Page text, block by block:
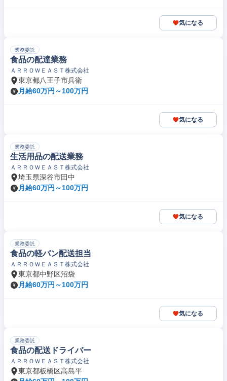
気になる
業務委託
食品の配達業務
ＡＲＲＯＷＥＡＳＴ株式会社
東京都八王子市兵衛
月給60万円～100万円
気になる
業務委託
生活用品の配送業務
ＡＲＲＯＷＥＡＳＴ株式会社
埼玉県深谷市田中
月給60万円～100万円
気になる
業務委託
食品の軽バン配送担当
ＡＲＲＯＷＥＡＳＴ株式会社
東京都中野区沼袋
月給60万円～100万円
気になる
業務委託
食品の配送ドライバー
ＡＲＲＯＷＥＡＳＴ株式会社
東京都板橋区高島平